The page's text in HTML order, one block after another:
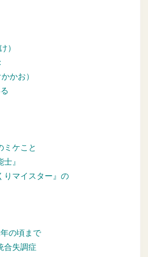
）
かお）
ミケこと
』
りマイスター』の
の頃まで
合失調症